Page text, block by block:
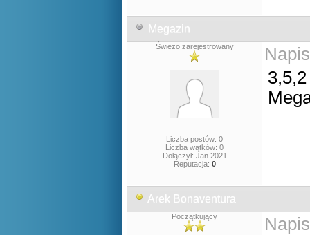
Megazin
Świeżo zarejestrowany
Liczba postów: 0
Liczba wątków: 0
Dołączył: Jan 2021
Reputacja: 0
3,5,2
Arek Bonaventura
Początkujący